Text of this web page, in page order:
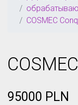
COSMEC
95000 PLN